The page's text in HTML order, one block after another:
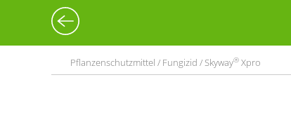
Pflanzenschutzmittel / Fungizid / Skyway® Xpro